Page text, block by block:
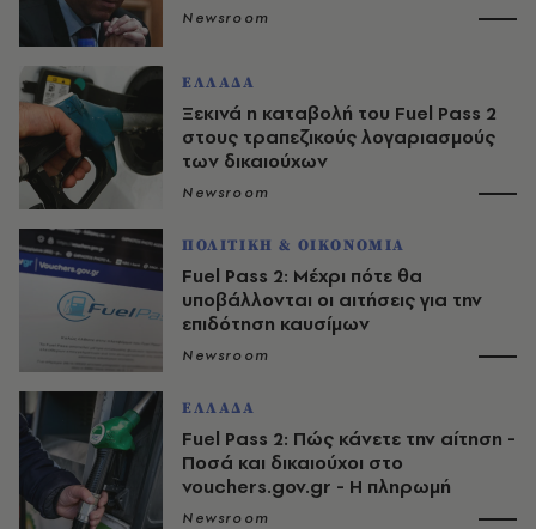
Newsroom
ΕΛΛΑΔΑ
Ξεκινά η καταβολή του Fuel Pass 2
στους τραπεζικούς λογαριασμούς
των δικαιούχων
Newsroom
ΠΟΛΙΤΙΚΗ & ΟΙΚΟΝΟΜΙΑ
Fuel Pass 2: Μέχρι πότε θα
υποβάλλονται οι αιτήσεις για την
επιδότηση καυσίμων
Newsroom
ΕΛΛΑΔΑ
Fuel Pass 2: Πώς κάνετε την αίτηση -
Ποσά και δικαιούχοι στο
vouchers.gov.gr - Η πληρωμή
Newsroom